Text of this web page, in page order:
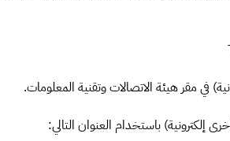
في مقر هيئة الاتصالات وتقنية المعلومات.
باستخدام العنوان التالي: